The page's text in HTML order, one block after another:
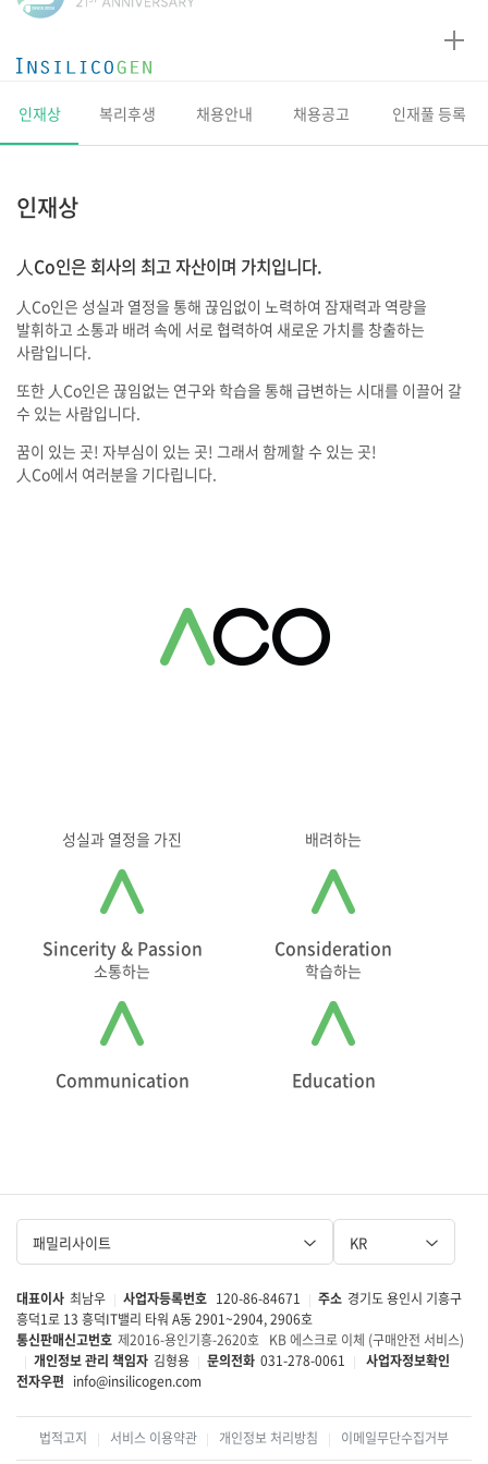
인
실
리
코
젠
인재상 복리후생 채용안내 채용공고 인재풀 등록
인재상
人Co인은 회사의 최고 자산이며 가치입니다.
人Co인은 성실과 열정을 통해 끊임없이 노력하여 잠재력과 역량을
발휘하고 소통과 배려 속에 서로 협력하여 새로운 가치를 창출하는
사람입니다.
또한 人Co인은 끊임없는 연구와 학습을 통해 급변하는 시대를 이끌어 갈
수 있는 사람입니다.
꿈이 있는 곳! 자부심이 있는 곳! 그래서 함께할 수 있는 곳!
人Co에서 여러분을 기다립니다.
성실과 열정을 가진
Sincerity & Passion
배려하는
Consideration
소통하는
Communication
학습하는
Education
대표이사 최남우 사업자등록번호 120-86-84671 주소 경기도 용인시 기흥구
흥덕1로 13 흥덕IT밸리 타워 A동 2901~2904, 2906호
통신판매신고번호 제2016-용인기흥-2620호 KB 에스크로 이체 (구매안전 서비스)
개인정보 관리 책임자 김형용 문의전화 031-278-0061
사업자정보확인
전자우편 info@insilicogen.com
패밀리사이트 KR
법적고지 서비스 이용약관 개인정보 처리방침 이메일무단수집거부